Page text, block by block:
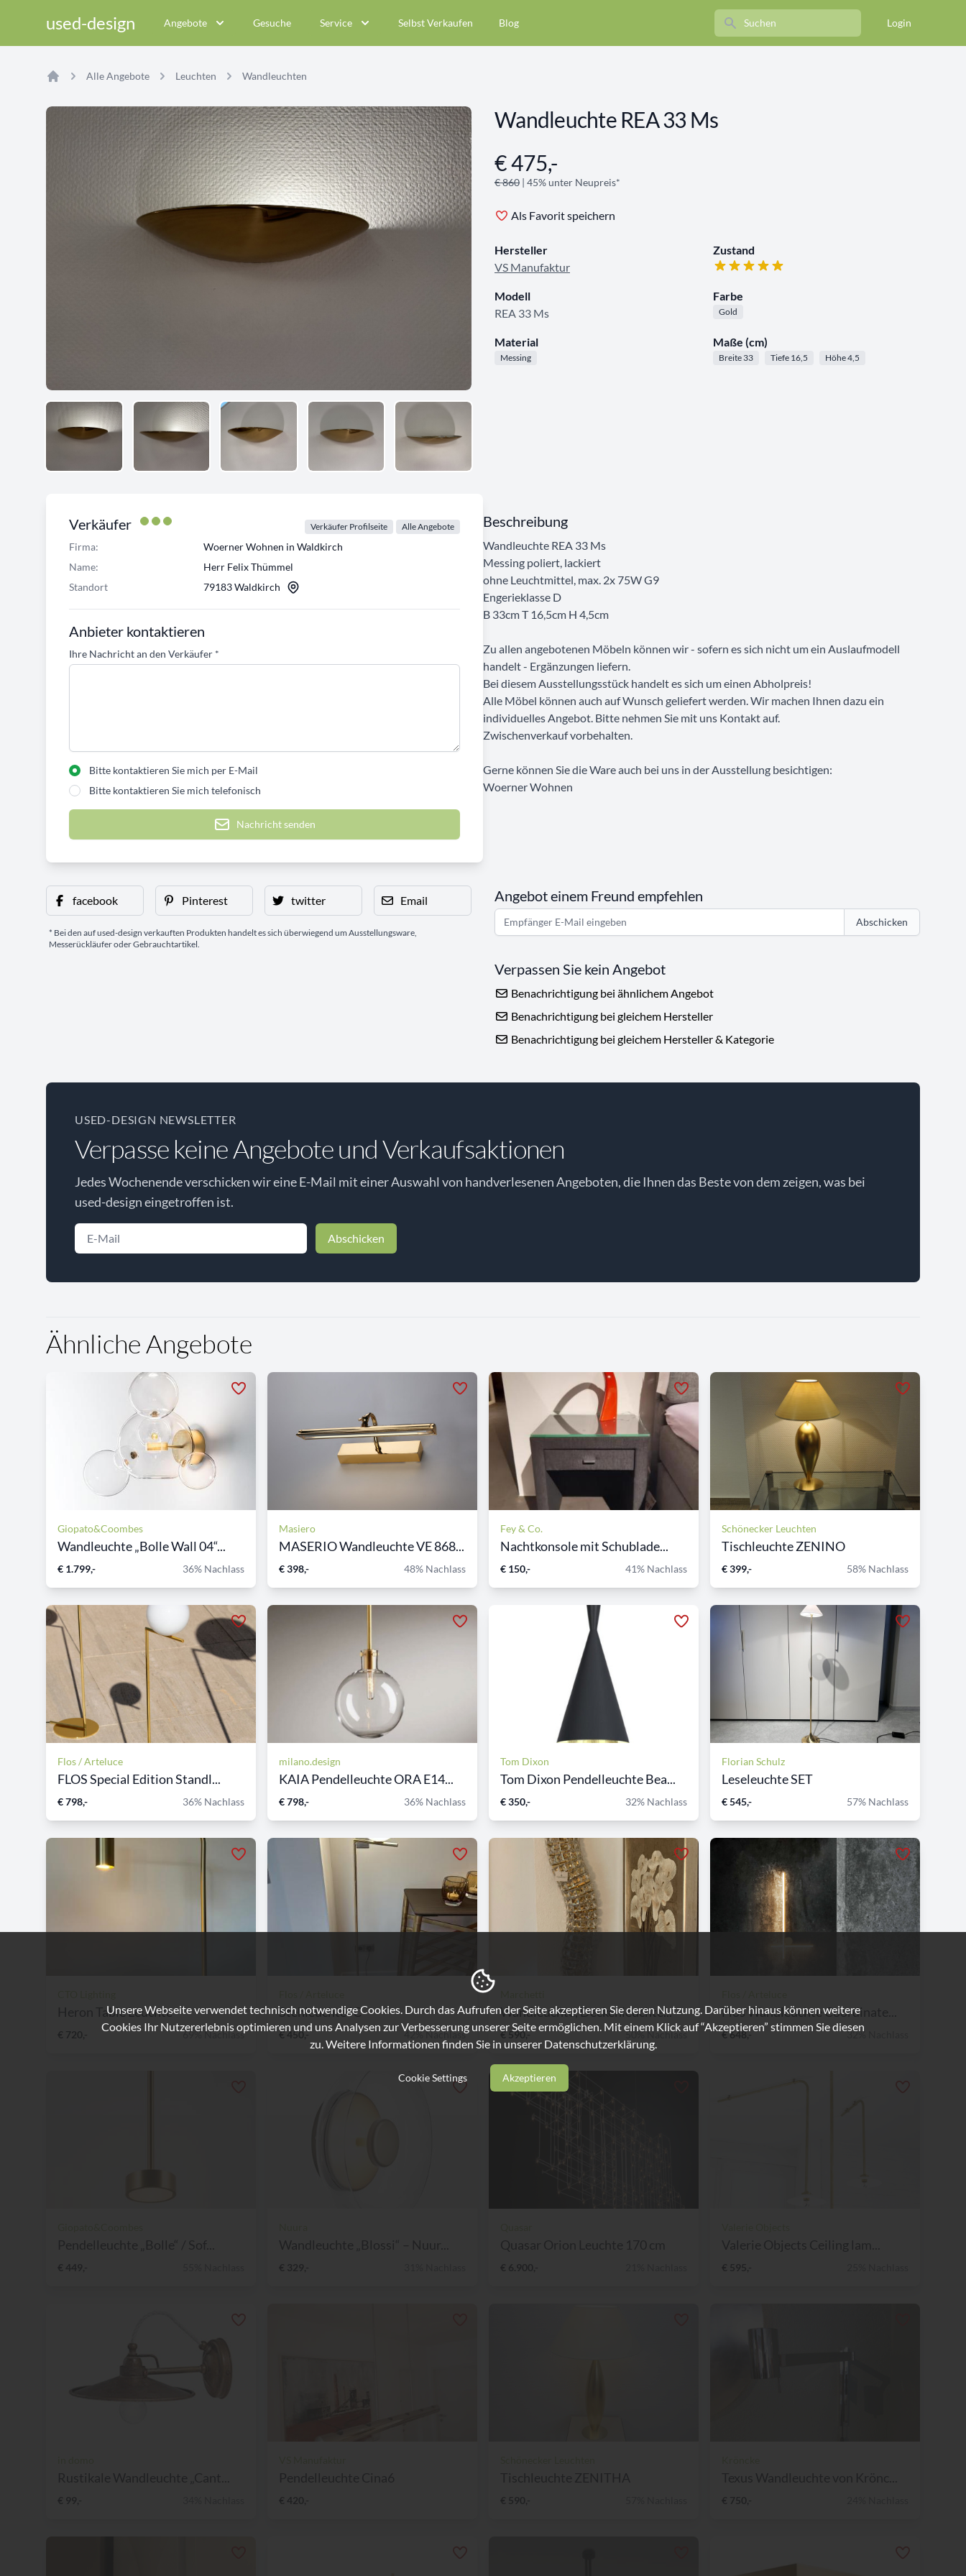
used-design Angebote Gesuche Service Selbst Verkaufen Blog Search Login
Alle Angebote Leuchten Wandleuchten
Wandleuchte REA 33 Ms
Angebotsinformationen
€ 475,-
€ 860 | 45% unter Neupreis*
Als Favorit speichern
Hersteller
VS Manufaktur
Zustand
Modell
REA 33 Ms
Farbe
Gold
Material
Messing
Maße (cm)
Breite 33 Tiefe 16,5 Höhe 4,5
Verkäufer Verkäufer Profilseite Alle Angebote
Firma:
Woerner Wohnen in Waldkirch
Name:
Herr Felix Thümmel
Standort
79183 Waldkirch
Anbieter kontaktieren
Ihre Nachricht an den Verkäufer *
Bitte kontaktieren Sie mich per E-Mail
Bitte kontaktieren Sie mich telefonisch
Nachricht senden
Beschreibung
Wandleuchte REA 33 Ms
Messing poliert, lackiert
ohne Leuchtmittel, max. 2x 75W G9
Engerieklasse D
B 33cm T 16,5cm H 4,5cm
Zu allen angebotenen Möbeln können wir - sofern es sich nicht um ein Auslaufmodell
handelt - Ergänzungen liefern.
Bei diesem Ausstellungsstück handelt es sich um einen Abholpreis!
Alle Möbel können auch auf Wunsch geliefert werden. Wir machen Ihnen dazu ein
individuelles Angebot. Bitte nehmen Sie mit uns Kontakt auf.
Zwischenverkauf vorbehalten.
Gerne können Sie die Ware auch bei uns in der Ausstellung besichtigen:
Woerner Wohnen
facebook Pinterest twitter Email
* Bei den auf used-design verkauften Produkten handelt es sich überwiegend um Ausstellungsware,
Messerückläufer oder Gebrauchtartikel.
Angebot einem Freund empfehlen
Abschicken
Verpassen Sie kein Angebot
Benachrichtigung bei ähnlichem Angebot
Benachrichtigung bei gleichem Hersteller
Benachrichtigung bei gleichem Hersteller & Kategorie
USED-DESIGN NEWSLETTER
Verpasse keine Angebote und Verkaufsaktionen
Jedes Wochenende verschicken wir eine E-Mail mit einer Auswahl von handverlesenen Angeboten, die Ihnen das Beste von dem zeigen, was bei
used-design eingetroffen ist.
Abschicken
Ähnliche Angebote
Giopato&Coombes
Wandleuchte „Bolle Wall 04“...
€ 1.799,- 36% Nachlass
Masiero
MASERIO Wandleuchte VE 868...
€ 398,- 48% Nachlass
Fey & Co.
Nachtkonsole mit Schublade...
€ 150,- 41% Nachlass
Schönecker Leuchten
Tischleuchte ZENINO
€ 399,- 58% Nachlass
Flos / Arteluce
FLOS Special Edition Standl...
€ 798,- 36% Nachlass
milano.design
KAIA Pendelleuchte ORA E14...
€ 798,- 36% Nachlass
Tom Dixon
Tom Dixon Pendelleuchte Bea...
€ 350,- 32% Nachlass
Florian Schulz
Leseleuchte SET
€ 545,- 57% Nachlass
Heron Table Leuchte
€ 720,- 69% Nachlass
Stehleuchte IC
€ 450,- 42% Nachlass
Wandleuchte, Deckenleuchte...
€ 590,- 50% Nachlass
Flos Wandleuchte Coordinate...
€ 648,- 32% Nachlass
Unsere Webseite verwendet technisch notwendige Cookies. Durch das Aufrufen der Seite akzeptieren Sie deren Nutzung. Darüber hinaus können weitere
Cookies Ihr Nutzererlebnis optimieren und uns Analysen zur Verbesserung unserer Seite ermöglichen. Mit einem Klick auf “Akzeptieren” stimmen Sie diesen
zu. Weitere Informationen finden Sie in unserer Datenschutzerklärung.
Cookie Settings Akzeptieren